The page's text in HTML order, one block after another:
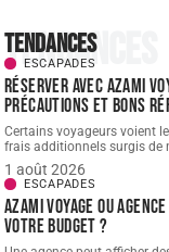
Tendances
Tendances
ESCAPADES
Réserver avec AZAMI
précautions et bons
Certains voyageurs voient
frais additionnels surgis de
1 août 2026
ESCAPADES
AZAMI VOYAGE ou
votre budget ?